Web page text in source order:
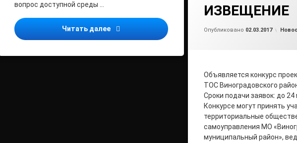
вопрос доступной среды …
Читать далее Доступность клиентских служб ПФР для
ИЗВЕЩЕНИЕ
Опубликовано 02.03.2017
Объявляется конкурс
ТОС Виноградовского
Сроки подачи заявок: до 24
Конкурсе могут принять
территориальные
самоуправления МО
муниципальный район»,